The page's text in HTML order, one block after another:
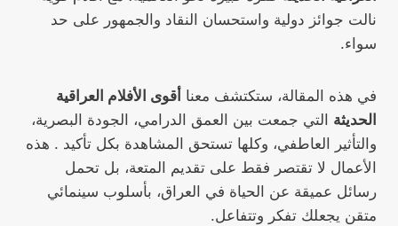
نالت جوائز دولية واستحسان النقاد والجمهور على حد
سواء.
في هذه المقالة، ستكتشف معنا أقوى الأفلام العراقية
الحديثة التي جمعت بين العمق الدرامي، الجودة البصرية،
والتأثير العاطفي، وكلها تستحق المشاهدة بكل تأكيد . هذه
الأعمال لا تقتصر فقط على تقديم المتعة، بل تحمل
رسائل عميقة عن الحياة في العراق، بأسلوب سينمائي
متقن يجعلك تفكر وتتفاعل.